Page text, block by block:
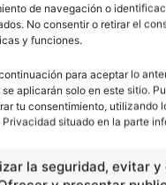
de navegación o
No consentir o retirar el
y funciones.
para aceptar lo
aplicarán solo en este sitio.
tu consentimiento, utilizando
situado en la parte
la seguridad, evitar